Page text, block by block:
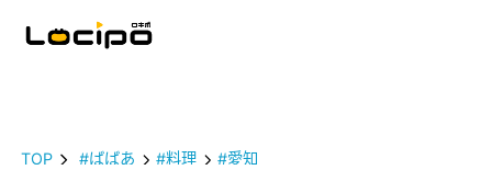
TOP #ばばあ #料理 #愛知